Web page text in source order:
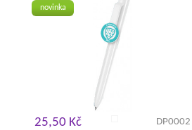
novinka
25,50 Kč DP0002